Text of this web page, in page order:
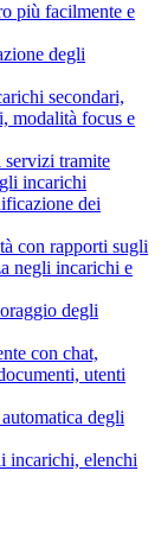
più facilmente e
degli
secondari,
modalità focus e
tramite
incarichi
dei
con rapporti sugli
negli incarichi e
degli
con chat,
utenti
degli
incarichi, elenchi